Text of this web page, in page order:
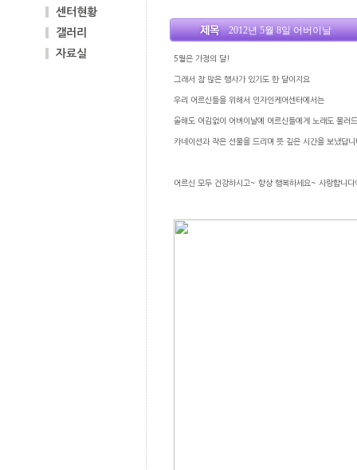
센터현황
갤러리
자료실
2012년 5월 8일 어버이날
5월은 가정의 달!
그래서 참 많은 행사가 있기도 한 달이지요
우리 어르신들을 위해서 인자인케어센터에서는
올해도 어김없이 어버이날에 어르신들에게 노래도 불러
카네이션과 작은 선물을 드리며 뜻 깊은 시간을 보냈답
어르신 모두 건강하시고~ 항상 행복하세요~ 사랑합니